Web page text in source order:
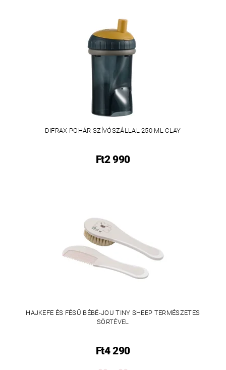
DIFRAX POHÁR SZÍVÓSZÁLLAL 250 ML CLAY
Ft2 990
HAJKEFE ÉS FÉSŰ BÉBÉ-JOU TINY SHEEP TERMÉSZETES
SÖRTÉVEL
Ft4 290